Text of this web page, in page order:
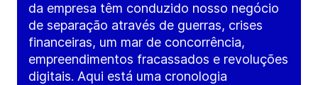
da empresa têm conduzido nosso negócio
de separação através de guerras, crises
financeiras, um mar de concorrência,
empreendimentos fracassados e revoluções
digitais. Aqui está uma cronologia